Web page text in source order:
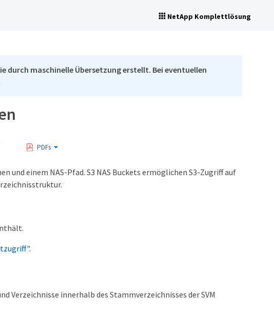
NetApp Komplettlösung
durch maschinelle Übersetzung erstellt. Bei eventuellen
PDFs
und einem NAS-Pfad. S3 NAS Buckets ermöglichen S3-Zugriff auf
.
Verzeichnisse innerhalb des Stammverzeichnisses der SVM